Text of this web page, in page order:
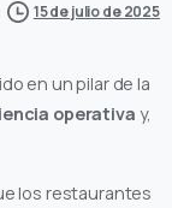
15 de julio de 2025
en un pilar de la
operativa y,
los restaurantes